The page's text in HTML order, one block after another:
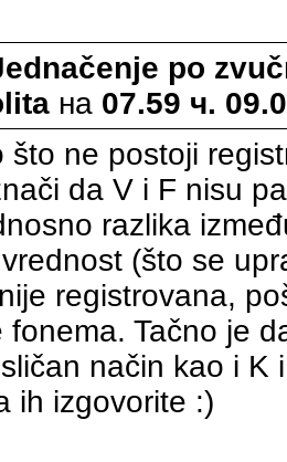
po
на 07.59 ч.
što ne postoji
da V i F nisu
razlika
(što se
registrovana,
fonema. Tačno je
način kao i K
ih izgovorite :)